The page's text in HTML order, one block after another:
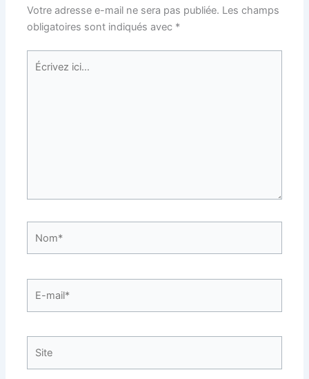
Votre adresse e-mail ne sera pas publiée. Les champs
obligatoires sont indiqués avec *
Écrivez
ici…
mail*